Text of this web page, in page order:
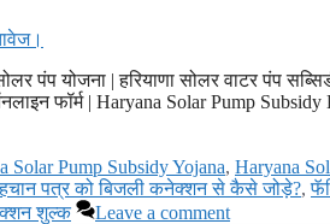
पंप योजना | हरियाणा सोलर वाटर पंप
फॉर्म | Haryana Solar Pump
Solar Pump Subsidy Yojana, Haryana
पत्र को बिजली कनेक्शन से कैसे जोड़े?,
शुल्क
Leave a comment